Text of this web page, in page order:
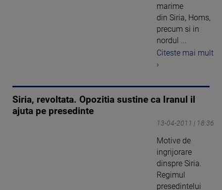
marime
din Siria, Homs,
precum si in
nordul ...
Citeste mai mult
›
Siria, revoltata. Opozitia sustine ca Iranul il
ajuta pe presedinte
13-04-2011 | 18:36
Motive de
ingrijorare
dinspre Siria.
Regimul
presedintelui